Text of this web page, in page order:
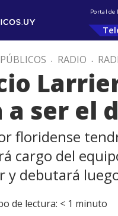
Portal de
. RADIO .
ser el
floridense
cargo del
y debutará
de lectura: < 1 minuto